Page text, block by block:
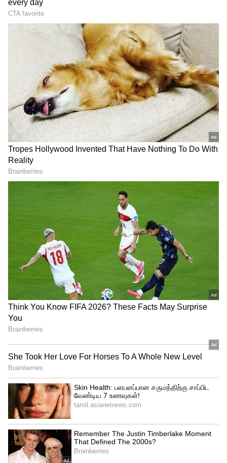
வரணுமா? அப்போ மாசத்துக்கு
ஒருமுறை இதை செய்யுங்க!
3
Image Credit :Getty
ஷேவிங் ஃபாம் ட்ரிக்
ஆண்கள் தாடி வடிக்கப் பயன்படுத்தும்
'ஷேவிங் ஃபாம்' (Shaving Foam) ஒரு சூப்பர்
கிளீனர். பழைய டூத் பிரஷ்ஷில்
கொஞ்சமாக ஃபாம் எடுத்து சுவிட்சுகள் மீது
தேய்த்து, காய்ந்த துணியால் துடைத்தால்
பளிச்சென்று மாறும். தண்ணீர் தேவையே
இல்லை!
4
6